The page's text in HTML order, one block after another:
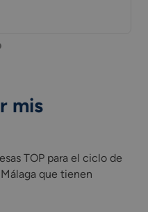
mis
TOP para el ciclo de
que tienen